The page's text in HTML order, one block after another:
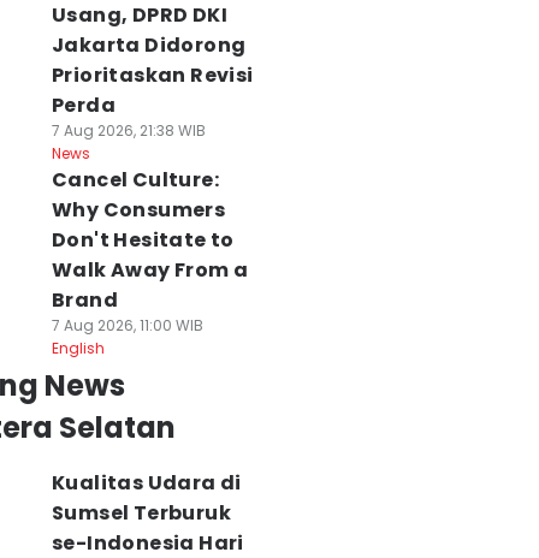
Usang, DPRD DKI
Jakarta Didorong
Prioritaskan Revisi
Perda
7 Aug 2026, 21:38 WIB
News
Cancel Culture:
Why Consumers
Don't Hesitate to
Walk Away From a
Brand
7 Aug 2026, 11:00 WIB
English
News
Selatan
Kualitas Udara di
Sumsel Terburuk
se-Indonesia Hari